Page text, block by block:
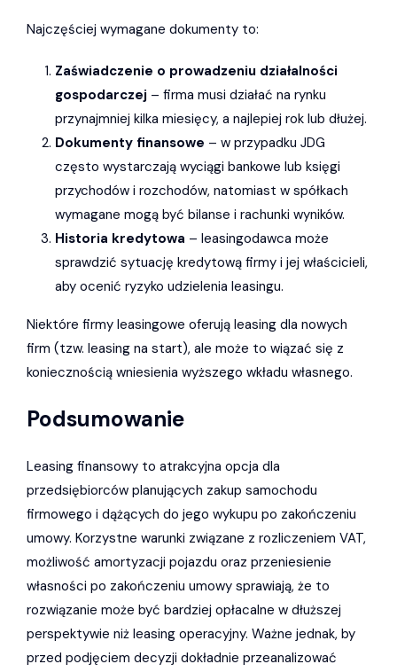
Najczęściej wymagane dokumenty to:
Zaświadczenie o prowadzeniu działalności
gospodarczej – firma musi działać na rynku
przynajmniej kilka miesięcy, a najlepiej rok lub dłużej.
Dokumenty finansowe – w przypadku JDG
często wystarczają wyciągi bankowe lub księgi
przychodów i rozchodów, natomiast w spółkach
wymagane mogą być bilanse i rachunki wyników.
Historia kredytowa – leasingodawca może
sprawdzić sytuację kredytową firmy i jej właścicieli,
aby ocenić ryzyko udzielenia leasingu.
Niektóre firmy leasingowe oferują leasing dla nowych
firm (tzw. leasing na start), ale może to wiązać się z
koniecznością wniesienia wyższego wkładu własnego.
Podsumowanie
Leasing finansowy to atrakcyjna opcja dla
przedsiębiorców planujących zakup samochodu
firmowego i dążących do jego wykupu po zakończeniu
umowy. Korzystne warunki związane z rozliczeniem VAT,
możliwość amortyzacji pojazdu oraz przeniesienie
własności po zakończeniu umowy sprawiają, że to
rozwiązanie może być bardziej opłacalne w dłuższej
perspektywie niż leasing operacyjny. Ważne jednak, by
przed podjęciem decyzji dokładnie przeanalizować